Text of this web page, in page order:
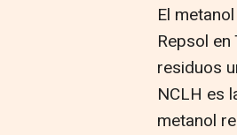
El
Repsol
residuos
NCLH es
metanol